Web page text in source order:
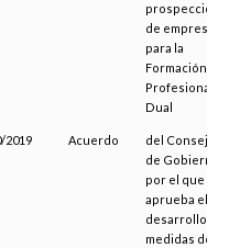
prospección
de empresas
para la
Formación
Profesional
Dual
2019 Acuerdo
del Consejo
de Gobierno,
por el que se
aprueba el
desarrollo de
medidas de